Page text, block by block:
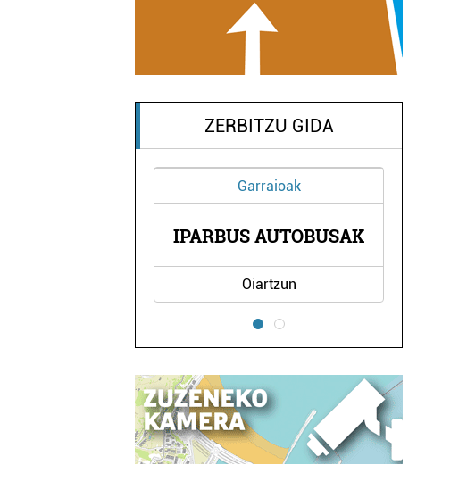
ZERBITZU GIDA
Garraioak
IPARBUS AUTOBUSAK
Oiartzun